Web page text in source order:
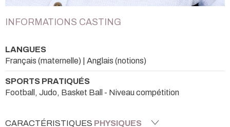
INFORMATIONS CASTING
LANGUES
Français (maternelle) | Anglais (notions)
SPORTS PRATIQUÉS
Football, Judo, Basket Ball - Niveau compétition
CARACTÉRISTIQUES PHYSIQUES